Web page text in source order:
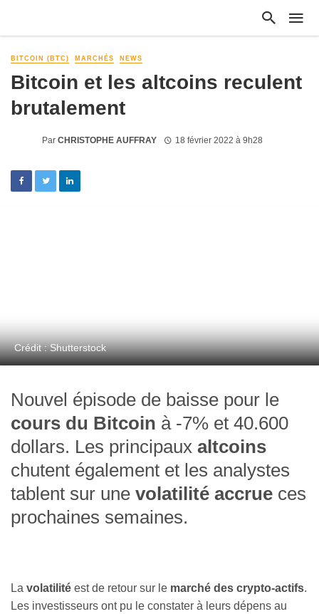
BITCOIN (BTC) MARCHÉS NEWS
Bitcoin et les altcoins reculent
brutalement
Par CHRISTOPHE AUFFRAY 18 février 2022 à 9h28
Crédit : Shutterstock
Nouvel épisode de baisse pour le
cours du Bitcoin à -7% et 40.600
dollars. Les principaux altcoins
chutent également et les analystes
tablent sur une volatilité accrue ces
prochaines semaines.
La volatilité est de retour sur le marché des crypto-actifs.
Les investisseurs ont pu le constater à leurs dépens au